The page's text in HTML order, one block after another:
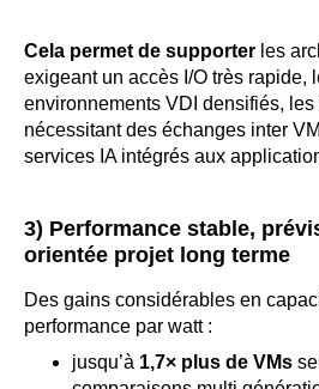
Cela permet de supporter les
exigeant un accès I/O très rapide,
environnements VDI densifiés,
nécessitant des échanges inter
services IA intégrés aux
3) Performance stable,
orientée projet long terme
Des gains considérables en
performance par watt :
jusqu’à 1,7× plus de VMs